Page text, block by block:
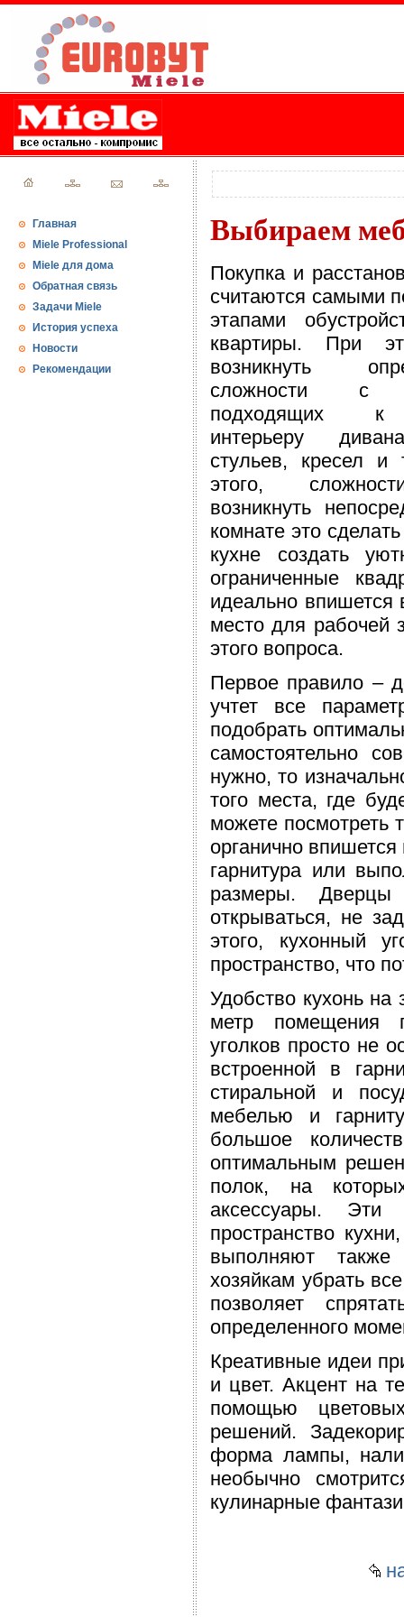
Главная
Miele Professional
Miele для дома
Обратная связь
Задачи Miele
История успеха
Новости
Рекомендации
Выбираем
Покупка и
считаются самыми
этапами
квартиры. При
возникнуть
сложности с
подходящих к
интерьеру
стульев, кресел и
этого,
возникнуть
комнате это
кухне создать
ограниченные
идеально впишется
место для рабочей
этого вопроса.
Первое правило –
учтет все
подобрать
самостоятельно
нужно, то
того места, где
можете посмотреть
органично
гарнитура или
размеры.
открываться, не
этого, кухонный
пространство, что
Удобство кухонь на
метр помещения
уголков просто не
встроенной в
стиральной и
мебелью и
большое
оптимальным
полок, на
аксессуары. Эти
пространство
выполняют
хозяйкам убрать
позволяет
определенного
Креативные идеи
и цвет. Акцент на
помощью
решений.
форма лампы,
необычно
кулинарные